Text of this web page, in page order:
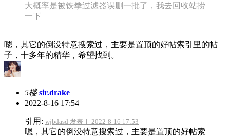
大概率是被铁拳过滤器误删一批了，我去回收站捞
一下
嗯，其它的倒没特意搜索过，主要是置顶的好帖索引里的帖
子，十多年的精华，希望找到。
5楼 sir.drake
2022-8-16 17:54
引用: wjbdasd 发表于 2022-8-16 17:53
嗯，其它的倒没特意搜索过，主要是置顶的好帖索